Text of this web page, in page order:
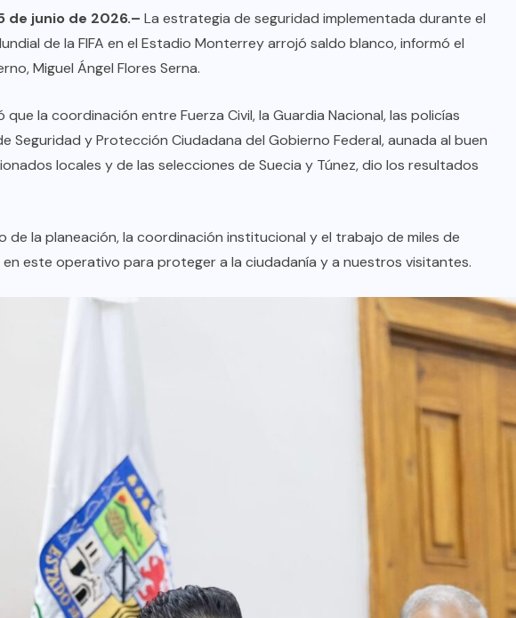
de junio de 2026.– La estrategia de seguridad implementada durante el
de la FIFA en el Estadio Monterrey arrojó saldo blanco, informó el
Miguel Ángel Flores Serna.
la coordinación entre Fuerza Civil, la Guardia Nacional, las policías
Seguridad y Protección Ciudadana del Gobierno Federal, aunada al buen
locales y de las selecciones de Suecia y Túnez, dio los resultados
de la planeación, la coordinación institucional y el trabajo de miles de
este operativo para proteger a la ciudadanía y a nuestros visitantes.
a la
AGO 08, 2026